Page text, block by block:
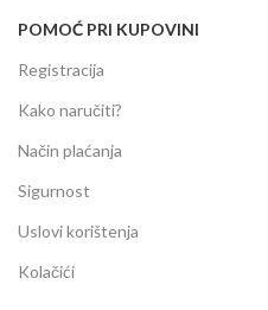
POMOĆ PRI KUPOVINI
Registracija
Kako naručiti?
Način plaćanja
Sigurnost
Uslovi korištenja
Kolačići